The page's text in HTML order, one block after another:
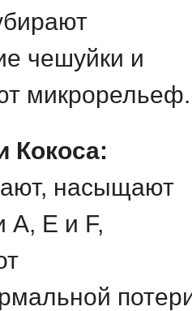
чешуйки и
микрорельеф.
Кокоса:
насыщают
А, Е и F,